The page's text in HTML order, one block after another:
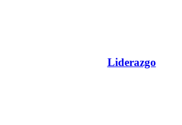
Liderazgo